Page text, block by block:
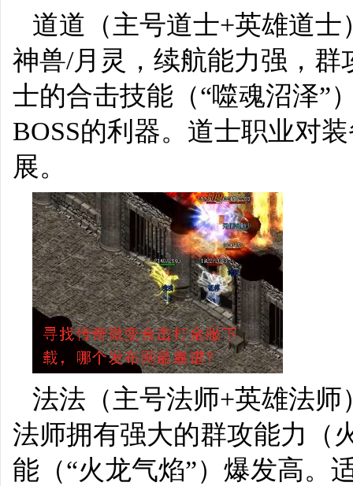
道道（主号道士+英雄道
神兽/月灵，续航能力强，
士的合击技能（“噬魂沼泽”
BOSS的利器。道士职业对
展。
法法（主号法师+英雄法
法师拥有强大的群攻能力（
能（“火龙气焰”）爆发高。